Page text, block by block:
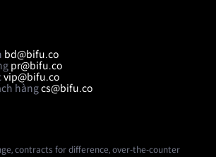
bd@bifu.co
pr@bifu.co
vip@bifu.co
hàngcs@bifu.co
contracts for difference, over-the-counter